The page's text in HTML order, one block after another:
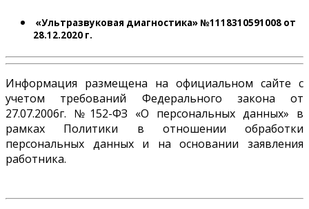
«Ультразвуковая диагностика» №1118310591008 от
28.12.2020 г.
Информация размещена на официальном сайте с
учетом требований Федерального закона от
27.07.2006г. №152-ФЗ «О персональных данных» в
рамках Политики в отношении обработки
персональных данных и на основании заявления
работника.